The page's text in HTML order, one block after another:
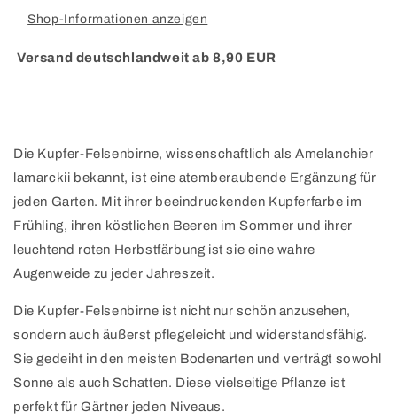
Shop-Informationen anzeigen
Versand deutschlandweit ab 8,90 EUR
Die Kupfer-Felsenbirne, wissenschaftlich als Amelanchier
lamarckii bekannt, ist eine atemberaubende Ergänzung für
jeden Garten. Mit ihrer beeindruckenden Kupferfarbe im
Frühling, ihren köstlichen Beeren im Sommer und ihrer
leuchtend roten Herbstfärbung ist sie eine wahre
Augenweide zu jeder Jahreszeit.
Die Kupfer-Felsenbirne ist nicht nur schön anzusehen,
sondern auch äußerst pflegeleicht und widerstandsfähig.
Sie gedeiht in den meisten Bodenarten und verträgt sowohl
Sonne als auch Schatten. Diese vielseitige Pflanze ist
perfekt für Gärtner jeden Niveaus.